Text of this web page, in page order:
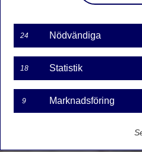
24 Nödvändiga
18 Statistik
9 Marknadsföring